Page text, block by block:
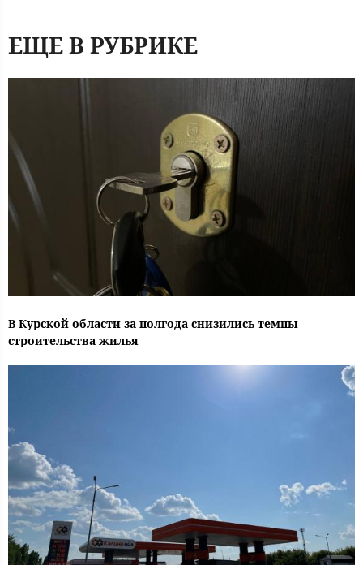
ЕЩЕ В РУБРИКЕ
В Курской области за полгода снизились темпы
строительства жилья